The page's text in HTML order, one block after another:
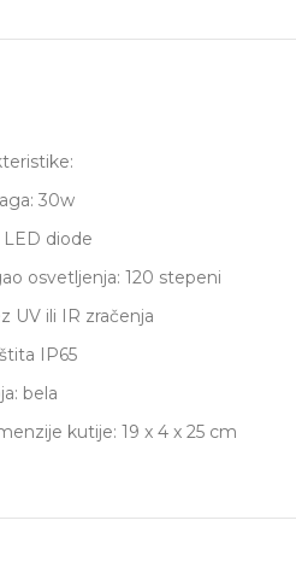
30w
diode
osvetljenja: 120 stepeni
UV ili IR zračenja
IP65
bela
kutije: 19 x 4 x 25 cm